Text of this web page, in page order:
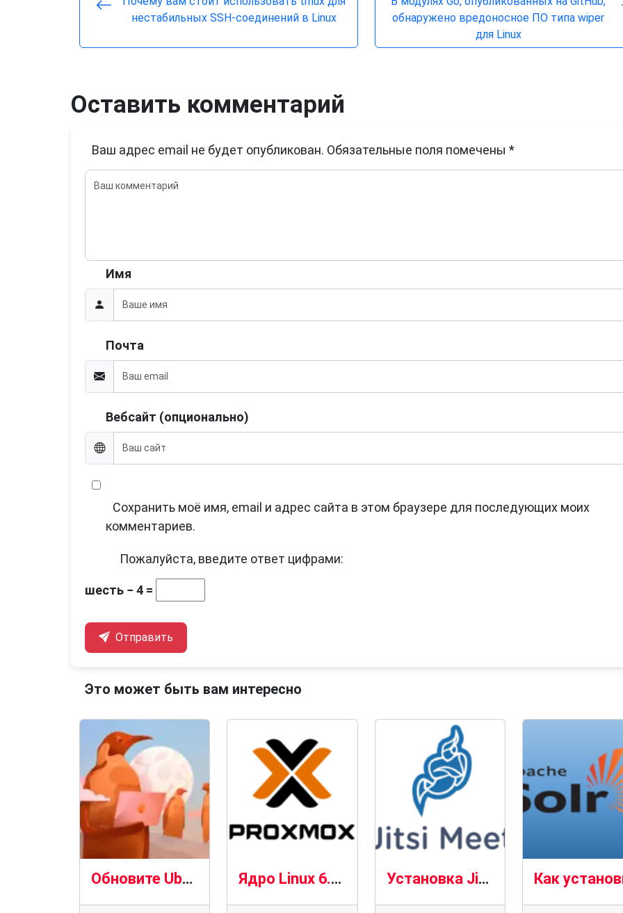
нестабильных SSH-соединений в Linux
обнаружено вредоносное ПО типа wiper
для Linux
Оставить комментарий
Ваш адрес email не будет опубликован. Обязательные поля помечены *
Имя
Почта
Вебсайт (опционально)
Сохранить моё имя, email и адрес сайта в этом браузере для последующих моих
комментариев.
Пожалуйста, введите ответ цифрами:
шесть − 4 =
Отправить
Это может быть вам интересно
Обновите Ubuntu 20.04 LTS до версии 24.04 LTS до окончания поддержки в мае 2025 года Ядро Linux 6.14 теперь доступно для Proxmox VE 8 (а также для резервного сервера Proxmox и почтового шлюза) Установка Jitsi в Ubuntu 24.04